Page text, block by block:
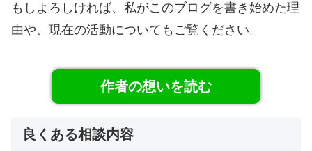
もしよろしければ、私がこのブログを書き始めた理
由や、現在の活動についてもご覧ください。
作者の想いを読む
良くある相談内容